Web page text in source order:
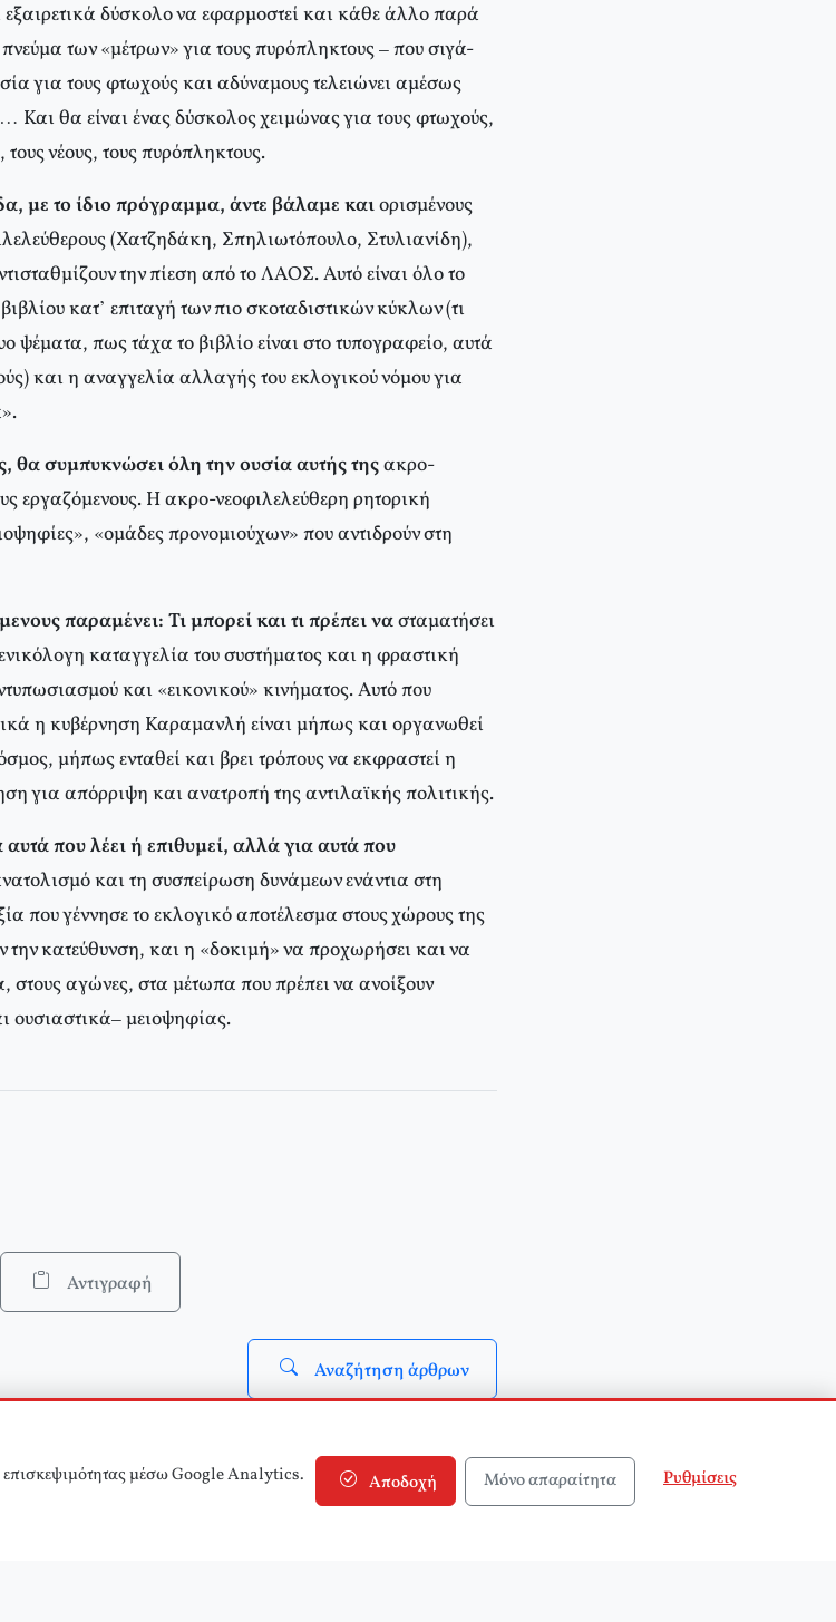
εξαιρετικά δύσκολο να εφαρμοστεί και κάθε άλλο παρά
των «μέτρων» για τους πυρόπληκτους – που σιγά-
για τους φτωχούς και αδύναμους τελειώνει αμέσως
Και θα είναι ένας δύσκολος χειμώνας για τους φτωχούς,
νέους, τους πυρόπληκτους.
με το ίδιο πρόγραμμα, άντε βάλαμε καιορισμένους
(Χατζηδάκη, Σπηλιωτόπουλο, Στυλιανίδη),
την πίεση από το ΛΑΟΣ. Αυτό είναι όλο το
κατ’ επιταγή των πιο σκοταδιστικών κύκλων (τι
ψέματα, πως τάχα το βιβλίο είναι στο τυπογραφείο, αυτά
και η αναγγελία αλλαγής του εκλογικού νόμου για
συμπυκνώσει όλη την ουσία αυτής τηςακρο-
εργαζόμενους. Η ακρο-νεοφιλελεύθερη ρητορική
«ομάδες προνομιούχων» που αντιδρούν στη
παραμένει: Τι μπορεί και τι πρέπει νασταματήσει
καταγγελία του συστήματος και η φραστική
και «εικονικού» κινήματος. Αυτό που
η κυβέρνηση Καραμανλή είναι μήπως και οργανωθεί
μήπως ενταθεί και βρει τρόπους να εκφραστεί η
για απόρριψη και ανατροπή της αντιλαϊκής πολιτικής.
που λέει ή επιθυμεί, αλλά για αυτά που
και τη συσπείρωση δυνάμεων ενάντια στη
που γέννησε το εκλογικό αποτέλεσμα στους χώρους της
την κατεύθυνση, και η «δοκιμή» να προχωρήσει και να
στους αγώνες, στα μέτωπα που πρέπει να ανοίξουν
ουσιαστικά– μειοψηφίας.
Αντιγραφή
Αναζήτηση άρθρων
επισκεψιμότητας μέσω Google Analytics.
Αποδοχή Μόνο απαραίτητα Ρυθμίσεις